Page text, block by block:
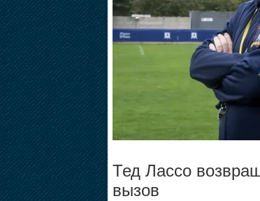
Тед Лассо
вызов